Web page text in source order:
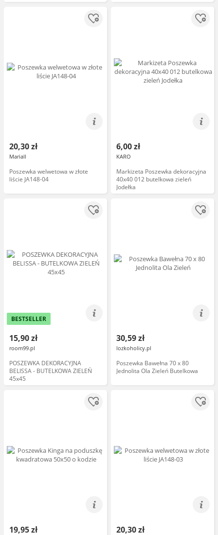
20,30 zł
Mariall
Poszewka welwetowa w złote
liście JA148-04
6,00 zł
KARO
Markizeta Poszewka dekoracyjna
40x40 012 butelkowa zieleń
Jodełka
BESTSELLER
15,90 zł
room99.pl
POSZEWKA DEKORACYJNA
BELISSA - BUTELKOWA ZIELEŃ
45x45
30,59 zł
lozkoholicy.pl
Poszewka Bawełna 70 x 80
Jednolita Ola Zieleń Butelkowa
19,95 zł 20,30 zł